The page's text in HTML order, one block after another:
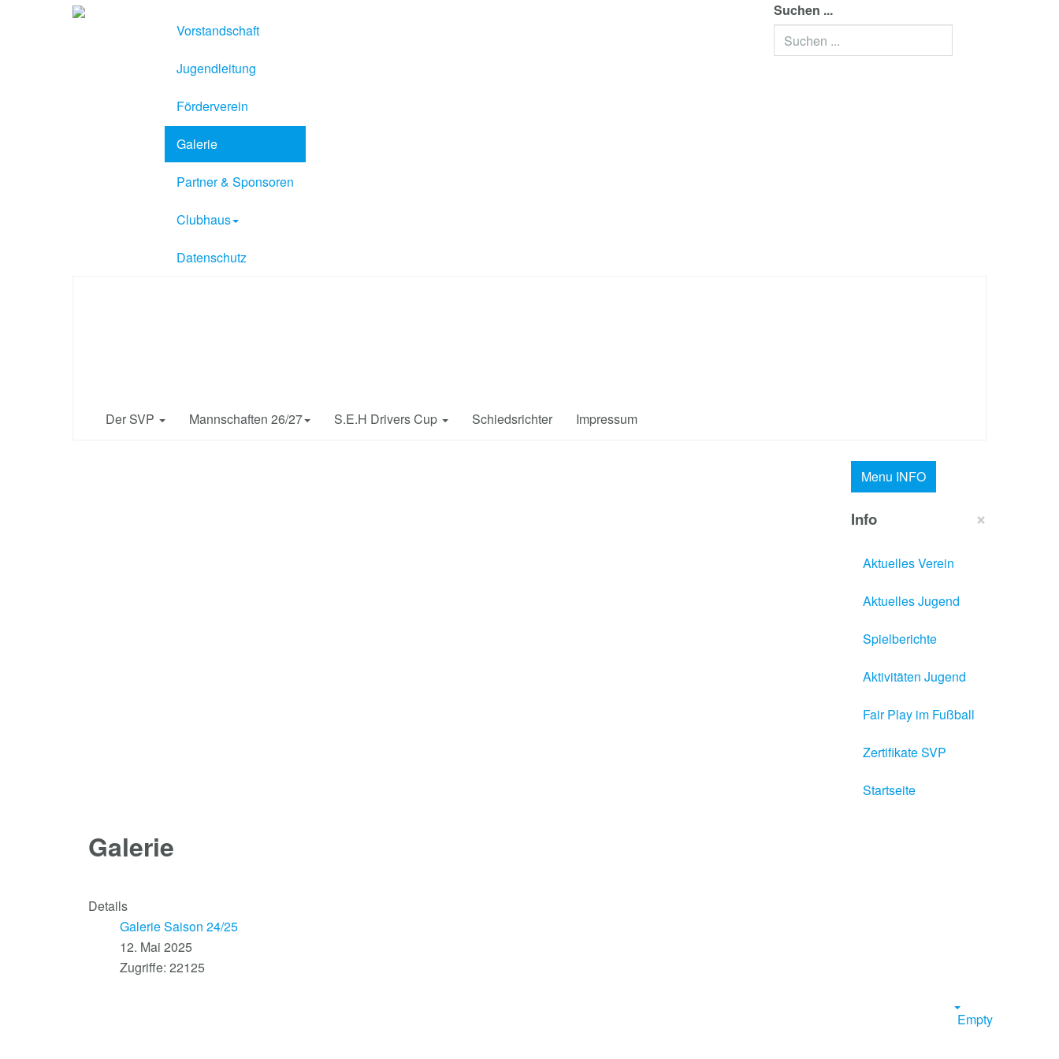
Vorstandschaft
Jugendleitung
Förderverein
Galerie
Partner & Sponsoren
Clubhaus
Datenschutz
Suchen ...
Der SVP
Mannschaften 26/27 S.E.H Drivers Cup Schiedsrichter Impressum
Menu INFO
×
Info
Aktuelles Verein
Aktuelles Jugend
Spielberichte
Aktivitäten Jugend
Fair Play im Fußball
Zertifikate SVP
Startseite
Galerie
Details
Galerie Saison 24/25
12. Mai 2025
Zugriffe: 22125
Empty